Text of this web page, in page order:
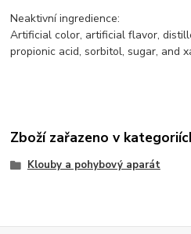
Neaktivní ingredience:
Artificial color, artificial flavor,
propionic acid, sorbitol, sugar, and
Zboží zařazeno v
Klouby a pohybový aparát